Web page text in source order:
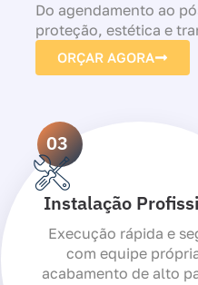
Do agendamento ao
proteção, estética e
ORÇAR AGORA
03
Instalação
Execução rápida e
com equipe
acabamento de alto